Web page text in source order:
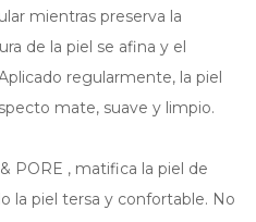
mientras preserva la
de la piel se afina y el
regularmente, la piel
mate, suave y limpio.
PORE , matifica la piel de
la piel tersa y confortable. No